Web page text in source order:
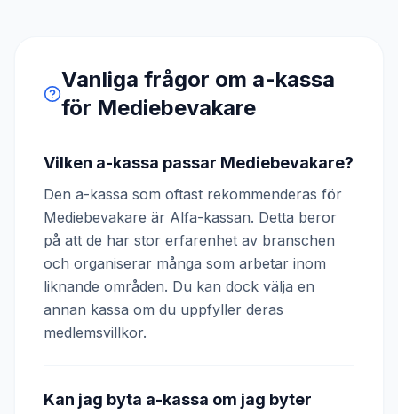
Vanliga frågor om a-kassa
för Mediebevakare
Vilken a-kassa passar Mediebevakare?
Den a-kassa som oftast rekommenderas för
Mediebevakare är Alfa-kassan. Detta beror
på att de har stor erfarenhet av branschen
och organiserar många som arbetar inom
liknande områden. Du kan dock välja en
annan kassa om du uppfyller deras
medlemsvillkor.
Kan jag byta a-kassa om jag byter